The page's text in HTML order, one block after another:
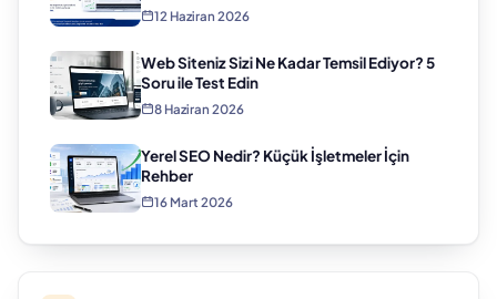
12 Haziran 2026
Web Siteniz Sizi Ne Kadar Temsil Ediyor? 5
Soru ile Test Edin
8 Haziran 2026
Yerel SEO Nedir? Küçük İşletmeler İçin
Rehber
16 Mart 2026